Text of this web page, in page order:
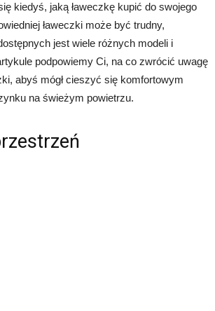
kiedyś, jaką ławeczkę kupić do swojego
ławeczki może być trudny,
jest wiele różnych modeli i
podpowiemy Ci, na co zwrócić uwagę
abyś mógł cieszyć się komfortowym
na świeżym powietrzu.